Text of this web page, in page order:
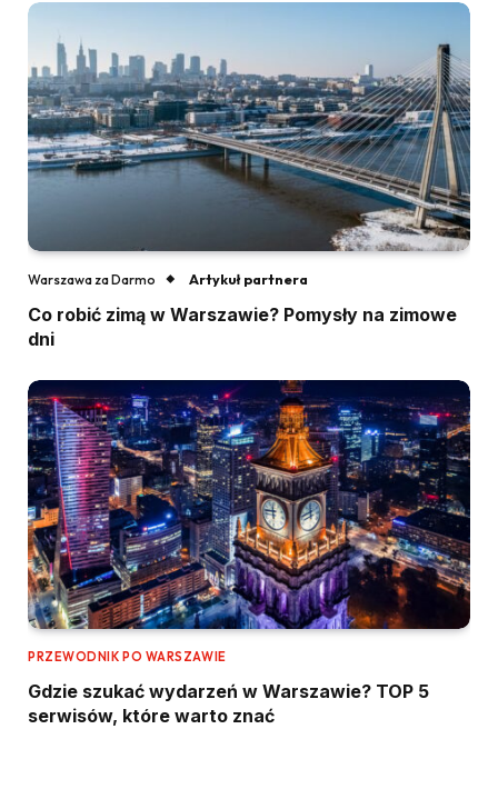
Warszawa za Darmo Artykuł partnera
Co robić zimą w Warszawie? Pomysły na zimowe
dni
PRZEWODNIK PO WARSZAWIE
Gdzie szukać wydarzeń w Warszawie? TOP 5
serwisów, które warto znać